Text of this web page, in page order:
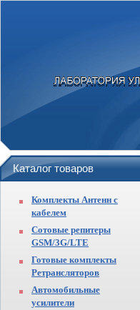
Каталог товаров
Комплекты Антенн с
кабелем
Сотовые репитеры
GSM/3G/LTE
Готовые комплекты
Ретрансляторов
Автомобильные
усилители